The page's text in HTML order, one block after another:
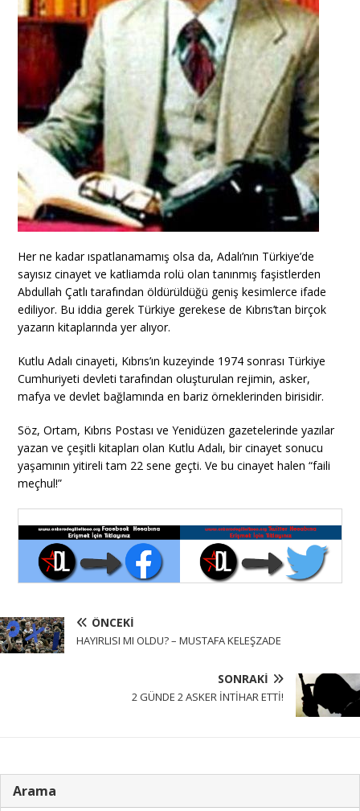
Her ne kadar ıspatlanamamış olsa da, Adalı’nın Türkiye’de
sayısız cinayet ve katliamda rolü olan tanınmış faşistlerden
Abdullah Çatlı tarafından öldürüldüğü geniş kesimlerce ifade
ediliyor. Bu iddia gerek Türkiye gerekese de Kıbrıs’tan birçok
yazarın kitaplarında yer alıyor.
Kutlu Adalı cinayeti, Kıbrıs’ın kuzeyinde 1974 sonrası Türkiye
Cumhuriyeti devleti tarafından oluşturulan rejimin, asker,
mafya ve devlet bağlamında en bariz örneklerinden birisidir.
Söz, Ortam, Kıbrıs Postası ve Yenidüzen gazetelerinde yazılar
yazan ve çeşitli kitapları olan Kutlu Adalı, bir cinayet sonucu
yaşamının yitireli tam 22 sene geçti. Ve bu cinayet halen “faili
meçhul!”
ÖNCEKI
HAYIRLISI MI OLDU? – MUSTAFA KELEŞZADE
SONRAKI
2 GÜNDE 2 ASKER İNTİHAR ETTİ!
Arama